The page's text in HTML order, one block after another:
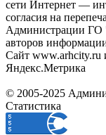
сети Интернет —
согласия на
Администрации ГО
авторов
Сайт www.arhcity.ru
Яндекс.Метрика
© 2005-2025
Статистика